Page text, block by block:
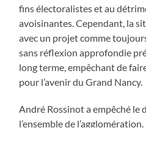
fins électoralistes et au
avoisinantes. Cependant, la
avec un projet comme
sans réflexion approfondie
long terme, empêchant de
pour l’avenir du Grand Nancy.
André Rossinot a empêché le
l’ensemble de